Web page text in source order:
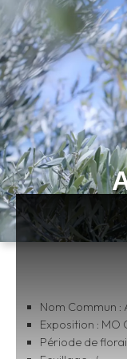
Nom Commun :
Exposition : MO
Période de